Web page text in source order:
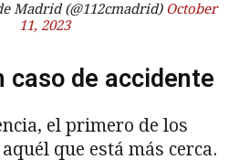
Madrid (@112cmadrid) October
11, 2023
caso de accidente
el primero de los
que está más cerca.